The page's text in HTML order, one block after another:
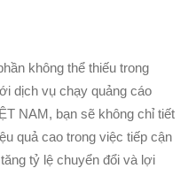
không thể thiếu trong
dịch vụ chạy quảng cáo
NAM, bạn sẽ không chỉ tiết
quả cao trong việc tiếp cận
tỷ lệ chuyển đổi và lợi